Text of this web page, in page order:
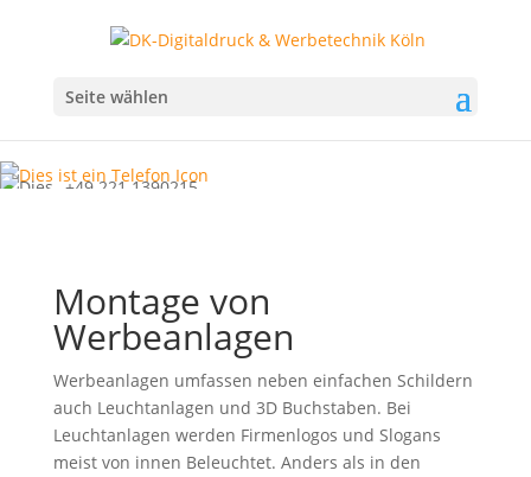
Seite wählen
+49 221 1390215
Montage von
Werbeanlagen
Werbeanlagen umfassen neben einfachen Schildern
auch Leuchtanlagen und 3D Buchstaben. Bei
Leuchtanlagen werden Firmenlogos und Slogans
meist von innen Beleuchtet. Anders als in den